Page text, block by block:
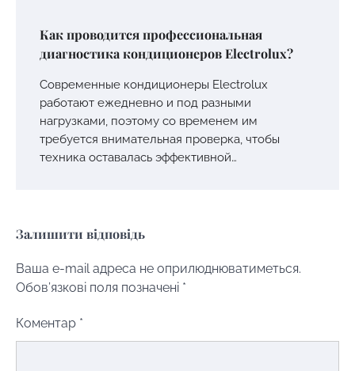
Как проводится профессиональная
диагностика кондиционеров Electrolux?
Современные кондиционеры Electrolux
работают ежедневно и под разными
нагрузками, поэтому со временем им
требуется внимательная проверка, чтобы
техника оставалась эффективной…
Залишити відповідь
Ваша e-mail адреса не оприлюднюватиметься.
Обов’язкові поля позначені *
Коментар *